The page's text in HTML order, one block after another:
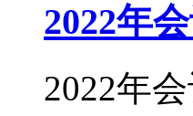
2022年
2022年